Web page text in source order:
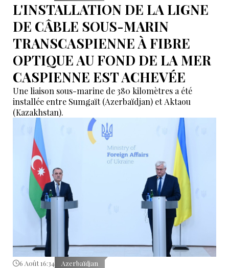
L'INSTALLATION DE LA LIGNE
DE CÂBLE SOUS-MARIN
TRANSCASPIENNE À FIBRE
OPTIQUE AU FOND DE LA MER
CASPIENNE EST ACHEVÉE
Une liaison sous-marine de 380 kilomètres a été
installée entre Sumgaït (Azerbaïdjan) et Aktaou
(Kazakhstan).
6 Août 16:34 Azerbaïdjan